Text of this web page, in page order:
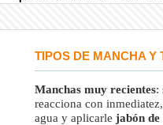
TIPOS DE MANCHA Y
Manchas muy recientes:
reacciona con
agua y aplicarle jabón